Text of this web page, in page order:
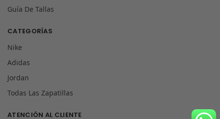
Guía De Tallas
CATEGORÍAS
Nike
Adidas
Jordan
Todas Las Zapatillas
ATENCIÓN AL CLIENTE